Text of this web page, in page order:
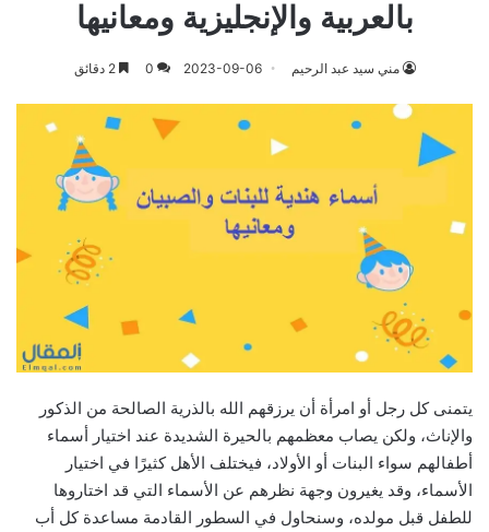
بالعربية والإنجليزية ومعانيها
مني سيد عبد الرحيم 2023-09-06
0 2 دقائق
يتمنى كل رجل أو امرأة أن يرزقهم الله بالذرية الصالحة من الذكور
والإناث، ولكن يصاب معظمهم بالحيرة الشديدة عند اختيار أسماء
أطفالهم سواء البنات أو الأولاد، فيختلف الأهل كثيرًا في اختيار
الأسماء، وقد يغيرون وجهة نظرهم عن الأسماء التي قد اختاروها
للطفل قبل مولده، وسنحاول في السطور القادمة مساعدة كل أب